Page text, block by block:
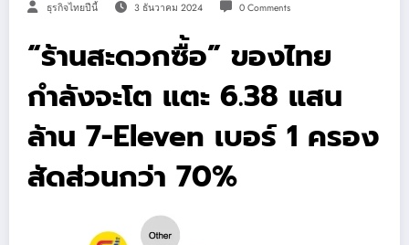
ธุรกิจไทยปีนี้ 3 ธันวาคม 2024 0 Comments
“ร้านสะดวกซื้อ” ของไทย
กำลังจะโต แตะ 6.38 แสน
ล้าน 7-Eleven เบอร์ 1 ครอง
สัดส่วนกว่า 70%